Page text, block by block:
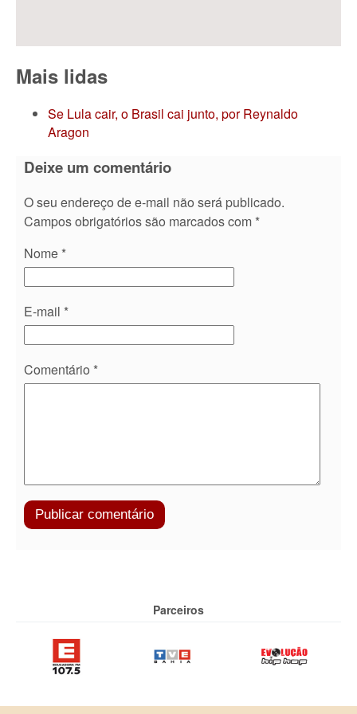
Mais lidas
Se Lula cair, o Brasil cai junto, por Reynaldo
Aragon
Deixe um comentário
O seu endereço de e-mail não será publicado.
Campos obrigatórios são marcados com *
Nome *
E-mail *
Comentário *
Parceiros